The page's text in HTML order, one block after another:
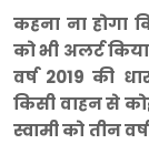
कहना ना होगा
को भी अलर्ट
वर्ष 2019 की
किसी वाहन से
स्वामी को तीन